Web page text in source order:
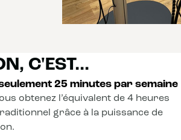
C'EST...
25 minutes par semaine
obtenez l’équivalent de 4 heures
grâce à la puissance de